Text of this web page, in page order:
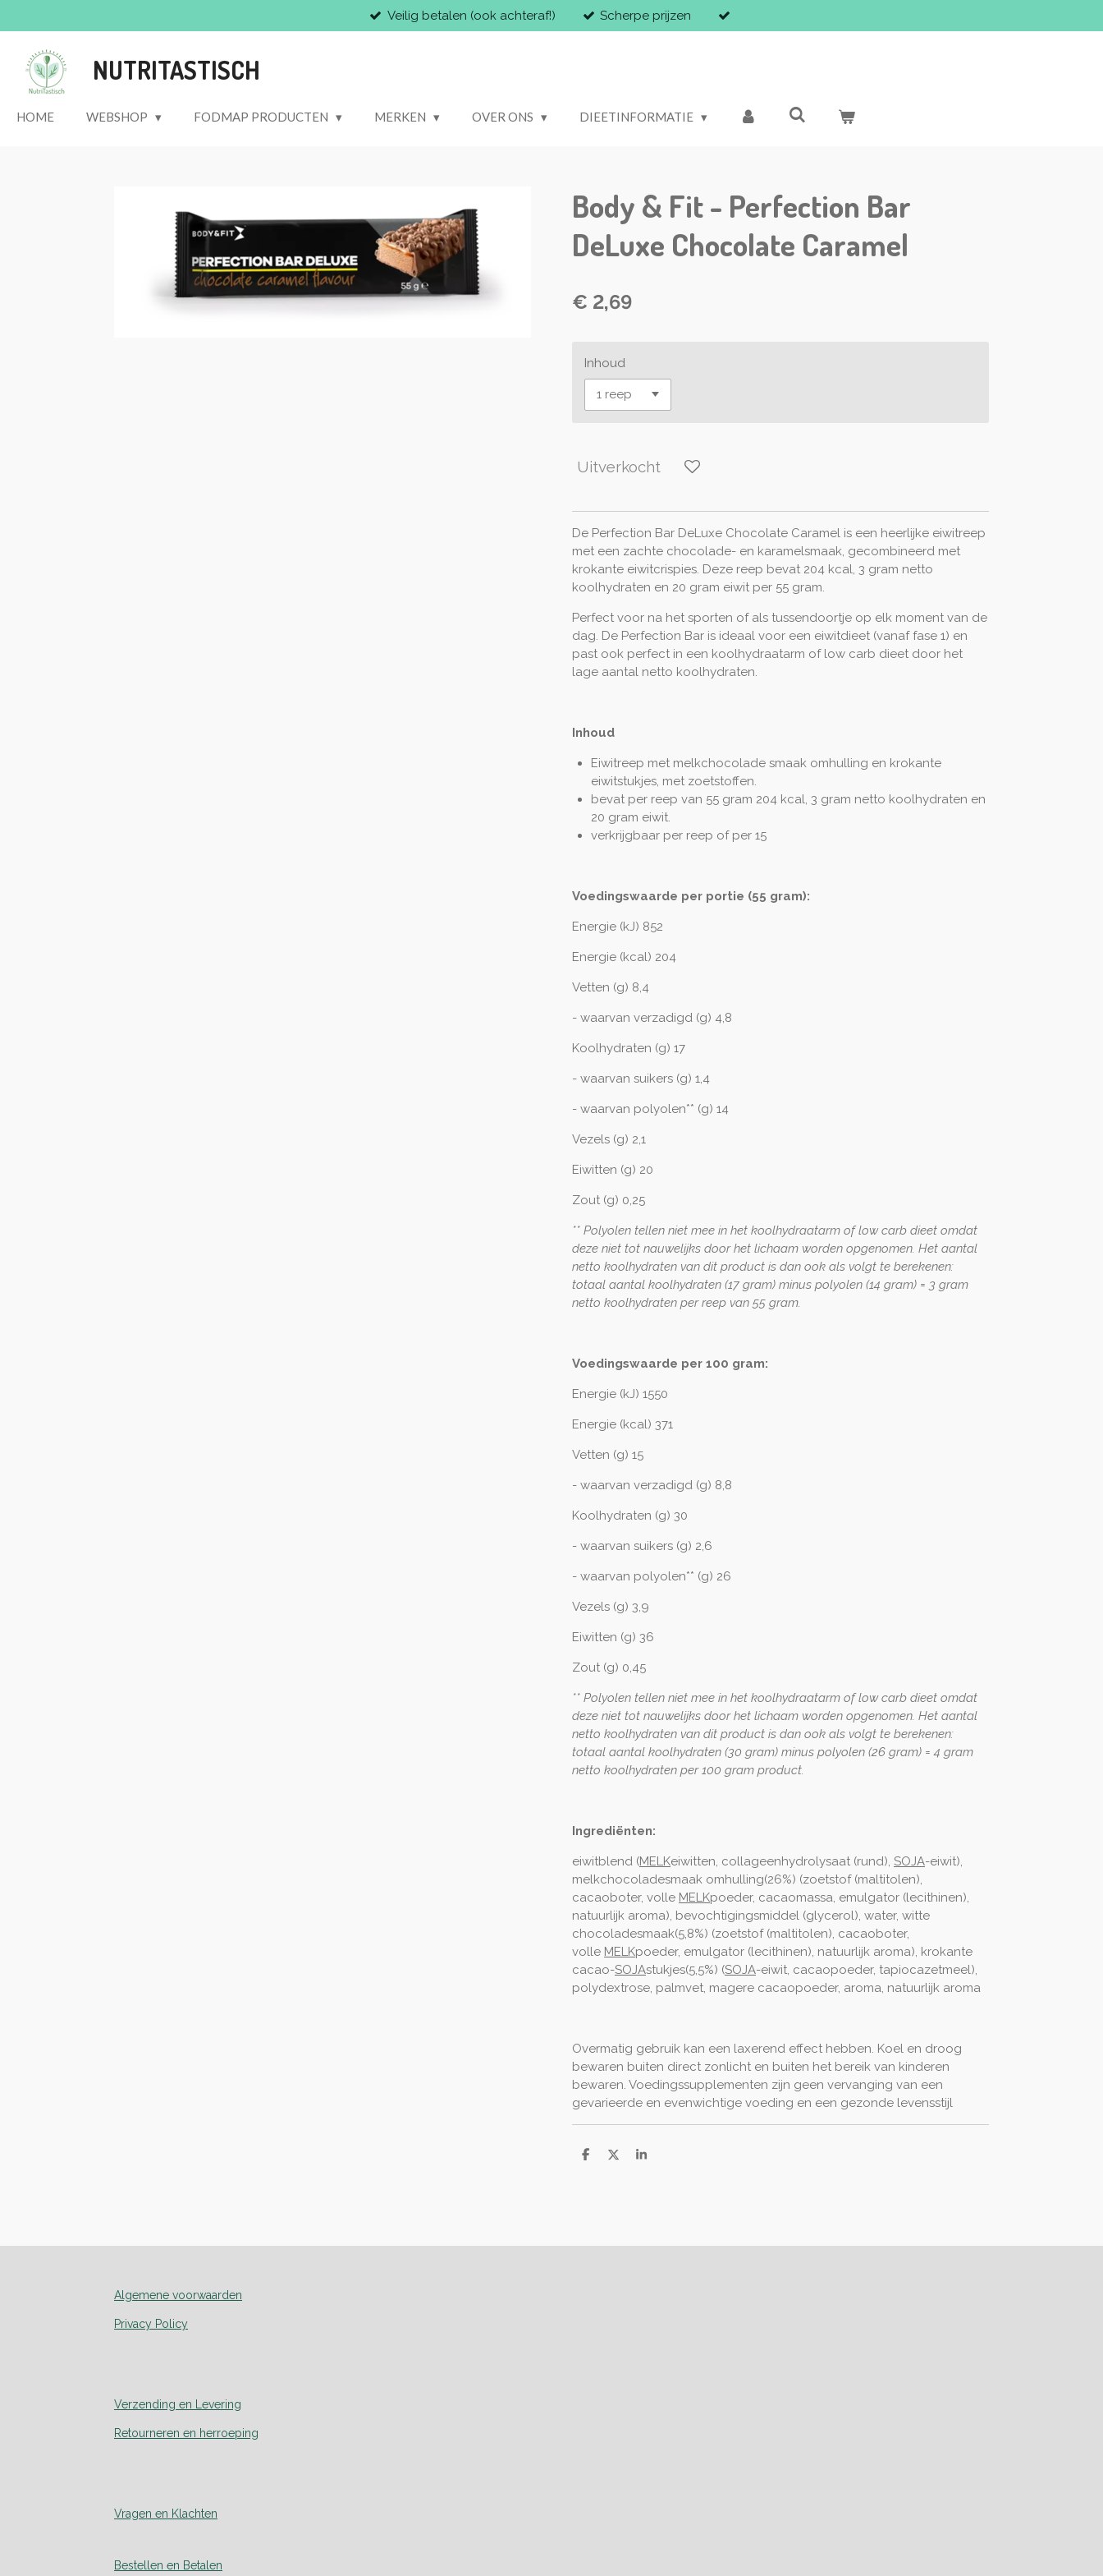
direct
naar
hoofdinhoud
Veilig betalen (ook achteraf!) Scherpe prijzen
NUTRITASTISCH
HOME WEBSHOP FODMAP PRODUCTEN MERKEN OVER ONS DIEETINFORMATIE
Body & Fit - Perfection Bar
DeLuxe Chocolate Caramel
€ 2,69
Inhoud
Uitverkocht
De Perfection Bar DeLuxe Chocolate Caramel is een heerlijke eiwitreep
met een zachte chocolade- en karamelsmaak, gecombineerd met
krokante eiwitcrispies. Deze reep bevat 204 kcal, 3 gram netto
koolhydraten en 20 gram eiwit per 55 gram.
Perfect voor na het sporten of als tussendoortje op elk moment van de
dag. De Perfection Bar is ideaal voor een eiwitdieet (vanaf fase 1) en
past ook perfect in een koolhydraatarm of low carb dieet door het
lage aantal netto koolhydraten.
Inhoud
Eiwitreep met melkchocolade smaak omhulling en krokante
eiwitstukjes, met zoetstoffen.
bevat per reep van 55 gram 204 kcal, 3 gram netto koolhydraten en
20 gram eiwit.
verkrijgbaar per reep of per 15
Voedingswaarde per portie (55 gram):
Energie (kJ) 852
Energie (kcal) 204
Vetten (g) 8,4
- waarvan verzadigd (g) 4,8
Koolhydraten (g) 17
- waarvan suikers (g) 1,4
- waarvan polyolen** (g) 14
Vezels (g) 2,1
Eiwitten (g) 20
Zout (g) 0,25
** Polyolen tellen niet mee in het koolhydraatarm of low carb dieet omdat
deze niet tot nauwelijks door het lichaam worden opgenomen. Het aantal
netto koolhydraten van dit product is dan ook als volgt te berekenen:
totaal aantal koolhydraten (17 gram) minus polyolen (14 gram) = 3 gram
netto koolhydraten per reep van 55 gram.
Voedingswaarde per 100 gram:
Energie (kJ) 1550
Energie (kcal) 371
Vetten (g) 15
- waarvan verzadigd (g) 8,8
Koolhydraten (g) 30
- waarvan suikers (g) 2,6
- waarvan polyolen** (g) 26
Vezels (g) 3,9
Eiwitten (g) 36
Zout (g) 0,45
** Polyolen tellen niet mee in het koolhydraatarm of low carb dieet omdat
deze niet tot nauwelijks door het lichaam worden opgenomen. Het aantal
netto koolhydraten van dit product is dan ook als volgt te berekenen:
totaal aantal koolhydraten (30 gram) minus polyolen (26 gram) = 4 gram
netto koolhydraten per 100 gram product.
Ingrediënten:
eiwitblend (MELKeiwitten, collageenhydrolysaat (rund), SOJA-eiwit),
melkchocoladesmaak omhulling(26%) (zoetstof (maltitolen),
cacaoboter, volle MELKpoeder, cacaomassa, emulgator (lecithinen),
natuurlijk aroma), bevochtigingsmiddel (glycerol), water, witte
chocoladesmaak(5,8%) (zoetstof (maltitolen), cacaoboter,
volle MELKpoeder, emulgator (lecithinen), natuurlijk aroma), krokante
cacao-SOJAstukjes(5,5%) (SOJA-eiwit, cacaopoeder, tapiocazetmeel),
polydextrose, palmvet, magere cacaopoeder, aroma, natuurlijk aroma
Overmatig gebruik kan een laxerend effect hebben. Koel en droog
bewaren buiten direct zonlicht en buiten het bereik van kinderen
bewaren. Voedingssupplementen zijn geen vervanging van een
gevarieerde en evenwichtige voeding en een gezonde levensstijl
D
D
S
Algemene voorwaarden
Privacy Policy
Verzending en Levering
Retourneren en herroeping
Vragen en Klachten
Bestellen en Betalen